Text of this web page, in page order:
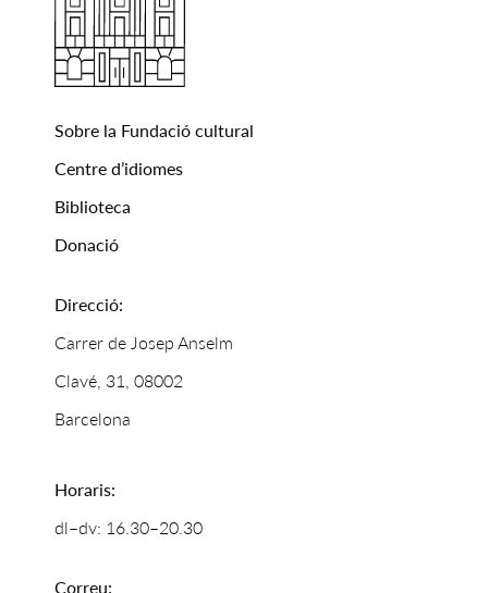
Sobre la Fundació cultural
Centre d’idiomes
Biblioteca
Donació
Direcció:
Carrer de Josep Anselm
Clavé, 31, 08002
Barcelona
Horaris:
dl–dv: 16.30–20.30
Correu: